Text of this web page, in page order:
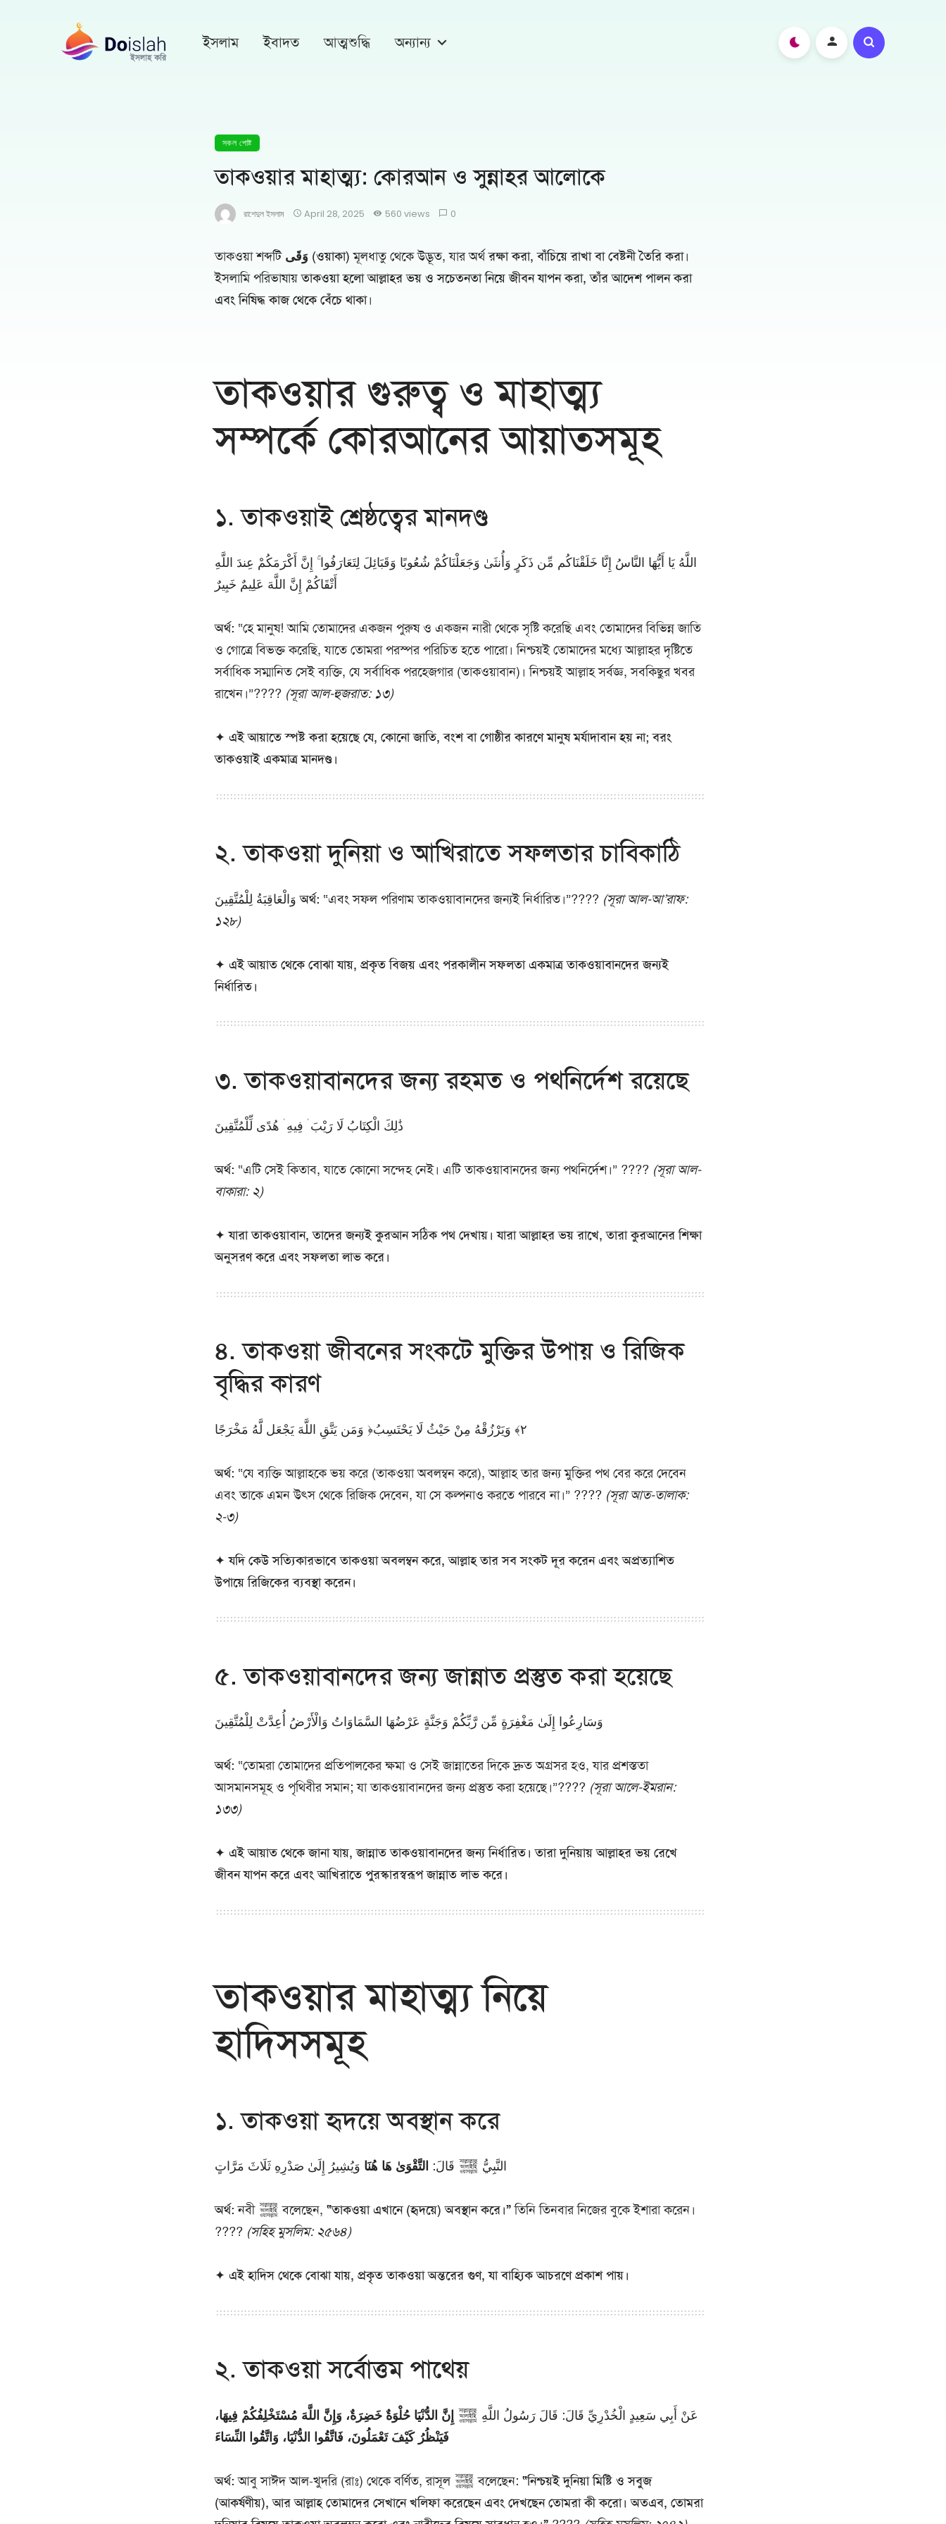
ইসলাম ইবাদত আত্মশুদ্ধি অন্যান্য
সকল পোষ্ট
তাকওয়ার মাহাত্ম্য: কোরআন ও সুন্নাহর আলোকে
রাশেদুল ইসলাম April 28, 2025 560 views 0
তাকওয়া শব্দটি وَقَى (ওয়াকা) মূলধাতু থেকে উদ্ভূত, যার অর্থরক্ষা করা, বাঁচিয়ে রাখা বা বেষ্টনী তৈরি করা।
ইসলামি পরিভাষায়তাকওয়া হলো আল্লাহর ভয় ও সচেতনতা নিয়ে জীবন যাপন করা, তাঁর আদেশ পালন করা
এবং নিষিদ্ধ কাজ থেকে বেঁচে থাকা।
তাকওয়ার গুরুত্ব ও মাহাত্ম্য
সম্পর্কে কোরআনের আয়াতসমূহ
১. তাকওয়াই শ্রেষ্ঠত্বের মানদণ্ড
اللَّهُ يَا أَيُّهَا النَّاسُ إِنَّا خَلَقْنَاكُم مِّن ذَكَرٍ وَأُنثَىٰ وَجَعَلْنَاكُمْ شُعُوبًا وَقَبَائِلَ لِتَعَارَفُوا ۚ إِنَّ أَكْرَمَكُمْ عِندَ اللَّهِ
أَتْقَاكُمْ إِنَّ اللَّهَ عَلِيمٌ خَبِيرٌ
অর্থ: “হে মানুষ! আমি তোমাদের একজন পুরুষ ও একজন নারী থেকে সৃষ্টি করেছি এবং তোমাদের বিভিন্ন জাতি
ও গোত্রে বিভক্ত করেছি, যাতে তোমরা পরস্পর পরিচিত হতে পারো। নিশ্চয়ই তোমাদের মধ্যে আল্লাহর দৃষ্টিতে
সর্বাধিক সম্মানিত সেই ব্যক্তি, যে সর্বাধিক পরহেজগার (তাকওয়াবান)। নিশ্চয়ই আল্লাহ সর্বজ্ঞ, সবকিছুর খবর
রাখেন।”???? (সূরা আল-হুজরাত: ১৩)
✦ এই আয়াতে স্পষ্ট করা হয়েছে যে, কোনো জাতি, বংশ বা গোষ্ঠীর কারণে মানুষ মর্যাদাবান হয় না; বরং
তাকওয়াই একমাত্র মানদণ্ড।
২. তাকওয়া দুনিয়া ও আখিরাতে সফলতার চাবিকাঠি
وَالْعَاقِبَةُ لِلْمُتَّقِينَঅর্থ: “এবং সফল পরিণাম তাকওয়াবানদের জন্যই নির্ধারিত।”???? (সূরা আল-আ’রাফ:
১২৮)
✦ এই আয়াত থেকে বোঝা যায়, প্রকৃত বিজয় এবং পরকালীন সফলতা একমাত্র তাকওয়াবানদের জন্যই
নির্ধারিত।
৩. তাকওয়াবানদের জন্য রহমত ও পথনির্দেশ রয়েছে
ذَٰلِكَ الْكِتَابُ لَا رَيْبَ ۛ فِيهِ ۛ هُدًى لِّلْمُتَّقِينَ
অর্থ: “এটি সেই কিতাব, যাতে কোনো সন্দেহ নেই। এটি তাকওয়াবানদের জন্য পথনির্দেশ।” ???? (সূরা আল-
বাকারা: ২)
✦যারা তাকওয়াবান, তাদের জন্যই কুরআন সঠিক পথ দেখায়। যারা আল্লাহর ভয় রাখে, তারা কুরআনের শিক্ষা
অনুসরণ করে এবং সফলতা লাভ করে।
৪. তাকওয়া জীবনের সংকটে মুক্তির উপায় ও রিজিক
বৃদ্ধির কারণ
وَمَن يَتَّقِ اللَّهَ يَجْعَل لَّهُ مَخْرَجًا ‎﴿٢﴾‏ وَيَرْزُقْهُ مِنْ حَيْثُ لَا يَحْتَسِبُ
অর্থ: “যে ব্যক্তি আল্লাহকে ভয় করে (তাকওয়া অবলম্বন করে), আল্লাহ তার জন্য মুক্তির পথ বের করে দেবেন
এবং তাকে এমন উৎস থেকে রিজিক দেবেন, যা সে কল্পনাও করতে পারবে না।” ???? (সূরা আত-তালাক:
২-৩)
✦যদি কেউ সত্যিকারভাবে তাকওয়া অবলম্বন করে, আল্লাহ তার সব সংকট দূর করেন এবং অপ্রত্যাশিত
উপায়ে রিজিকের ব্যবস্থা করেন।
৫. তাকওয়াবানদের জন্য জান্নাত প্রস্তুত করা হয়েছে
وَسَارِعُوا إِلَىٰ مَغْفِرَةٍ مِّن رَّبِّكُمْ وَجَنَّةٍ عَرْضُهَا السَّمَاوَاتُ وَالْأَرْضُ أُعِدَّتْ لِلْمُتَّقِينَ
অর্থ: “তোমরা তোমাদের প্রতিপালকের ক্ষমা ও সেই জান্নাতের দিকে দ্রুত অগ্রসর হও, যার প্রশস্ততা
আসমানসমূহ ও পৃথিবীর সমান; যা তাকওয়াবানদের জন্য প্রস্তুত করা হয়েছে।”???? (সূরা আলে-ইমরান:
১৩৩)
✦ এই আয়াত থেকে জানা যায়, জান্নাত তাকওয়াবানদের জন্য নির্ধারিত। তারা দুনিয়ায় আল্লাহর ভয় রেখে
জীবন যাপন করে এবং আখিরাতে পুরস্কারস্বরূপ জান্নাত লাভ করে।
তাকওয়ার মাহাত্ম্য নিয়ে
হাদিসসমূহ
১. তাকওয়া হৃদয়ে অবস্থান করে
النَّبِيُّ ﷺ قَالَ: التَّقْوَىٰ هَا هُنَا وَيُشِيرُ إِلَىٰ صَدْرِهِ ثَلَاثَ مَرَّاتٍ
অর্থ: নবী ﷺ বলেছেন, “তাকওয়া এখানে (হৃদয়ে) অবস্থান করে।”তিনি তিনবার নিজের বুকে ইশারা করেন।
???? (সহিহ মুসলিম: ২৫৬৪)
✦ এই হাদিস থেকে বোঝা যায়, প্রকৃত তাকওয়া অন্তরের গুণ, যা বাহ্যিক আচরণে প্রকাশ পায়।
২. তাকওয়া সর্বোত্তম পাথেয়
عَنْ أَبِي سَعِيدٍ الْخُدْرِيِّ قَالَ: قَالَ رَسُولُ اللَّهِ ﷺ إِنَّ الدُّنْيَا حُلْوَةٌ خَضِرَةٌ، وَإِنَّ اللَّهَ مُسْتَخْلِفُكُمْ فِيهَا،
فَيَنْظُرُ كَيْفَ تَعْمَلُونَ، فَاتَّقُوا الدُّنْيَا، وَاتَّقُوا النِّسَاءَ
অর্থ: আবু সাঈদ আল-খুদরি (রাঃ) থেকে বর্ণিত, রাসূল ﷺ বলেছেন: “নিশ্চয়ই দুনিয়া মিষ্টি ও সবুজ
(আকর্ষণীয়), আর আল্লাহ তোমাদের সেখানে খলিফা করেছেন এবং দেখছেন তোমরা কী করো। অতএব, তোমরা